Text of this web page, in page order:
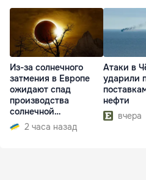
Из-за солнечного
затмения в Европе
ожидают спад
производства
солнечной
электроэнергии
2 часа назад
Атаки в
ударили
нефти
вчера